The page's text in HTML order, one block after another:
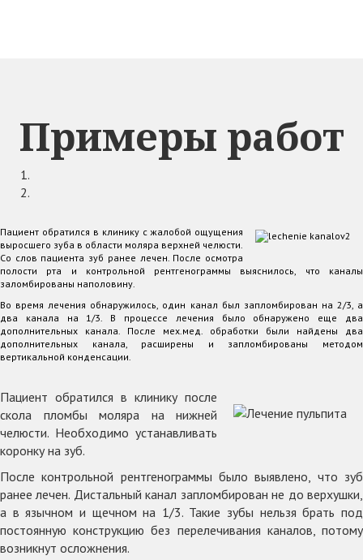
Примеры работ
Пациент обратился в клинику с жалобой ощущения
выросшего зуба в области моляра верхней челюсти.
Со слов пациента зуб ранее лечен. После осмотра
полости рта и контрольной рентгенограммы выяснилось, что каналы
заломбированы наполовину.
Во время лечения обнаружилось, один канал был запломбирован на 2/3, а
два канала на 1/3. В процессе лечения было обнаружено еще два
дополнительных канала. После мех.мед. обработки были найдены два
дополнительных канала, расширены и запломбированы методом
вертикальной конденсации.
Пациент обратился в клинику после
скола пломбы моляра на нижней
челюсти. Необходимо устанавливать
коронку на зуб.
После контрольной рентгенограммы было выявлено, что зуб
ранее лечен. Дистальный канал запломбирован не до верхушки,
а в язычном и щечном на 1/3. Такие зубы нельзя брать под
постоянную конструкцию без перелечивания каналов, потому
возникнут осложнения.